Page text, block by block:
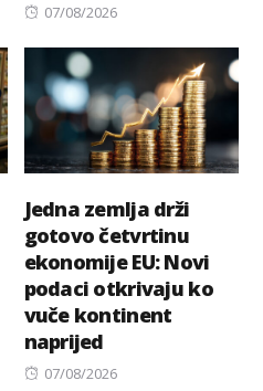
Posted
07/08/2026
Jedna zemlja drži
gotovo četvrtinu
ekonomije EU: Novi
podaci otkrivaju ko
vuče kontinent
naprijed
Posted
07/08/2026